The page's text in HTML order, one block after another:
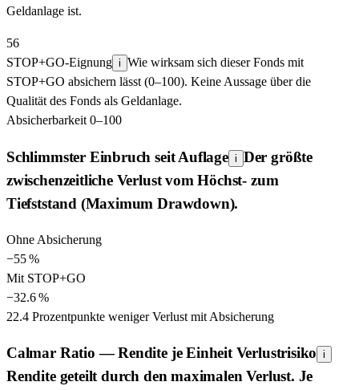
Geldanlage ist.
56
STOP+GO-Eignung i Wie wirksam sich dieser Fonds mit
STOP+GO absichern lässt (0–100). Keine Aussage über die
Qualität des Fonds als Geldanlage.
Absicherbarkeit 0–100
Schlimmster Einbruch seit Auflage i Der größte
zwischenzeitliche Verlust vom Höchst- zum
Tiefststand (Maximum Drawdown).
Ohne Absicherung
−55%
Mit STOP+GO
−32.6%
22.4 Prozentpunkte weniger Verlust mit Absicherung
Calmar Ratio — Rendite je Einheit Verlustrisiko i
Rendite geteilt durch den maximalen Verlust. Je